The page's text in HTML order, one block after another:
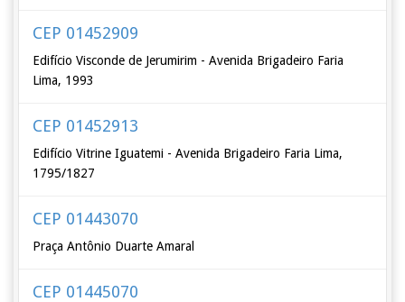
CEP 01452909
Edifício Visconde de Jerumirim - Avenida Brigadeiro Faria
Lima, 1993
CEP 01452913
Edifício Vitrine Iguatemi - Avenida Brigadeiro Faria Lima,
1795/1827
CEP 01443070
Praça Antônio Duarte Amaral
CEP 01445070